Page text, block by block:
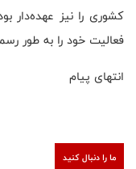
فعالیت خود را به طور
انتهای پیام
ما را دنبال کنید